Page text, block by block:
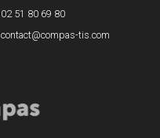
02 51 80 69 80
contact@compas-tis.com